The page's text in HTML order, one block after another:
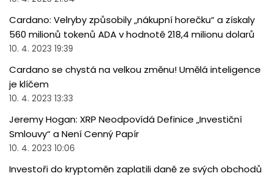
Cardano: Velryby způsobily „nákupní horečku“ a získaly
560 milionů tokenů ADA v hodnotě 218,4 milionu dolarů
10. 4. 2023 19:39
Cardano se chystá na velkou změnu! Umělá inteligence
je klíčem
10. 4. 2023 13:33
Jeremy Hogan: XRP Neodpovídá Definice „Investiční
Smlouvy“ a Není Cenný Papír
10. 4. 2023 10:06
Investoři do kryptoměn zaplatili daně ze svých obchodů